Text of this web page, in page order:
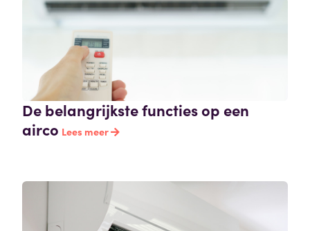
De belangrijkste functies op een
airco Lees meer